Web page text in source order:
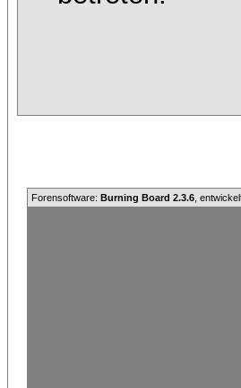
Forensoftware: Burning Board 2.3.6 ,